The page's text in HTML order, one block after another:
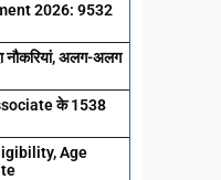
2026: 9532
नौकरियां, अलग-अलग
के 1538
Age